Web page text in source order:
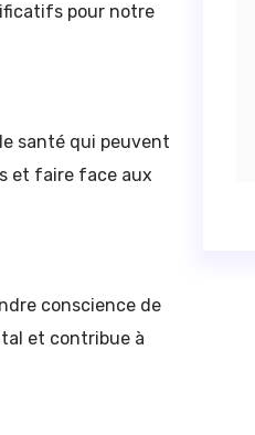
pour notre
santé qui peuvent
et faire face aux
conscience de
et contribue à